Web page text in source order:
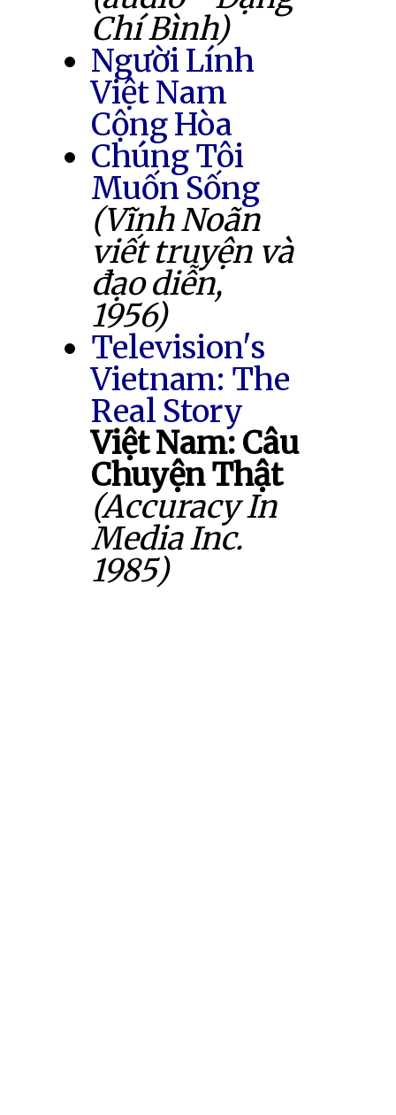
Chí Bình)
Người Lính
Việt Nam
Cộng Hòa
Chúng Tôi
Muốn Sống
(Vĩnh Noãn
viết truyện và
đạo diễn,
1956)
Television's
Vietnam: The
Real Story
Việt Nam: Câu
Chuyện Thật
(Accuracy In
Media Inc.
1985)